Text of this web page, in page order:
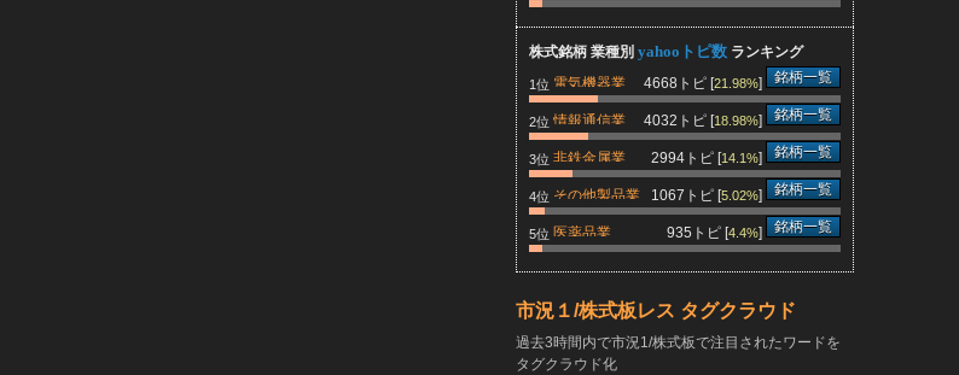
株式銘柄 業種別 yahooトピ数 ランキング
1位 電気機器業 4668トピ [21.98%] 銘柄一覧
2位 情報通信業 4032トピ [18.98%] 銘柄一覧
3位 非鉄金属業 2994トピ [14.1%] 銘柄一覧
4位 その他製品業 1067トピ [5.02%] 銘柄一覧
5位 医薬品業 935トピ [4.4%] 銘柄一覧
市況１/株式板レス タグクラウド
過去3時間内で市況1/株式板で注目されたワードを
タグクラウド化